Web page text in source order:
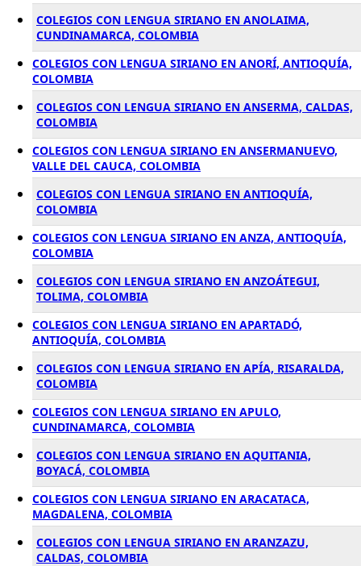
COLEGIOS CON LENGUA SIRIANO EN ANOLAIMA,
CUNDINAMARCA, COLOMBIA
COLEGIOS CON LENGUA SIRIANO EN ANORÍ, ANTIOQUÍA,
COLOMBIA
COLEGIOS CON LENGUA SIRIANO EN ANSERMA, CALDAS,
COLOMBIA
COLEGIOS CON LENGUA SIRIANO EN ANSERMANUEVO,
VALLE DEL CAUCA, COLOMBIA
COLEGIOS CON LENGUA SIRIANO EN ANTIOQUÍA,
COLOMBIA
COLEGIOS CON LENGUA SIRIANO EN ANZA, ANTIOQUÍA,
COLOMBIA
COLEGIOS CON LENGUA SIRIANO EN ANZOÁTEGUI,
TOLIMA, COLOMBIA
COLEGIOS CON LENGUA SIRIANO EN APARTADÓ,
ANTIOQUÍA, COLOMBIA
COLEGIOS CON LENGUA SIRIANO EN APÍA, RISARALDA,
COLOMBIA
COLEGIOS CON LENGUA SIRIANO EN APULO,
CUNDINAMARCA, COLOMBIA
COLEGIOS CON LENGUA SIRIANO EN AQUITANIA,
BOYACÁ, COLOMBIA
COLEGIOS CON LENGUA SIRIANO EN ARACATACA,
MAGDALENA, COLOMBIA
COLEGIOS CON LENGUA SIRIANO EN ARANZAZU,
CALDAS, COLOMBIA